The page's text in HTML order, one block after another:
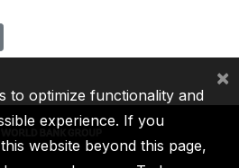
to optimize functionality and
experience. If you
website beyond this page,
×